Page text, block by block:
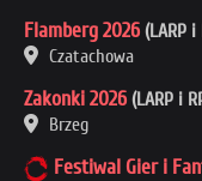
Flamberg 2026 (LARP i
Czatachowa
Zakonki 2026 (LARP i
Brzeg
Festiwal Gier i